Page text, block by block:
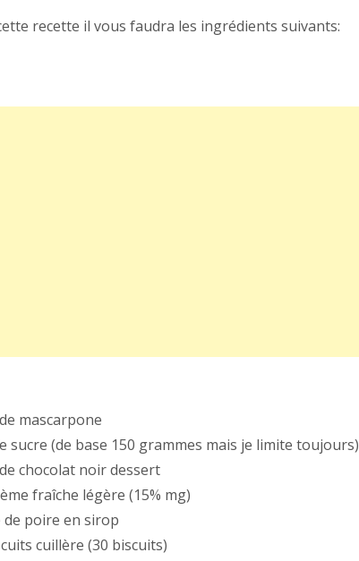
recette il vous faudra les ingrédients suivants:
mascarpone
sucre (de base 150 grammes mais je limite toujours)
chocolat noir dessert
fraîche légère (15% mg)
poire en sirop
cuillère (30 biscuits)